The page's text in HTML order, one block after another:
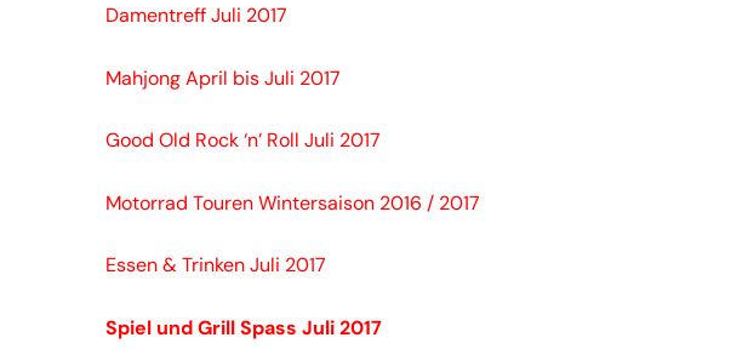
Damentreff Juli 2017
Mahjong April bis Juli 2017
Good Old Rock ‘n’ Roll Juli 2017
Motorrad Touren Wintersaison 2016 / 2017
Essen & Trinken Juli 2017
Spiel und Grill Spass Juli 2017